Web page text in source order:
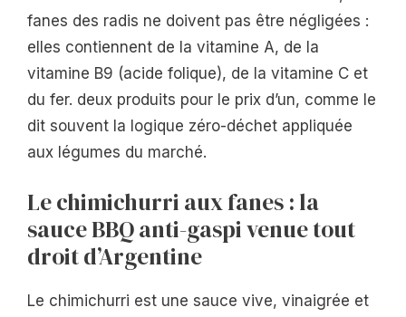
fanes des radis ne doivent pas être négligées :
elles contiennent de la vitamine A, de la
vitamine B9 (acide folique), de la vitamine C et
du fer. deux produits pour le prix d’un, comme le
dit souvent la logique zéro-déchet appliquée
aux légumes du marché.
Le chimichurri aux fanes : la
sauce BBQ anti-gaspi venue tout
droit d’Argentine
Le chimichurri est une sauce vive, vinaigrée et